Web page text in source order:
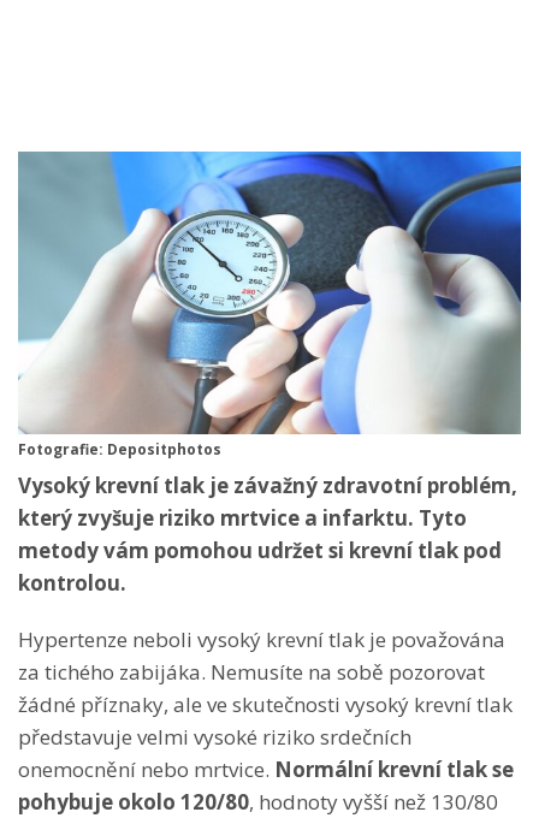
Fotografie: Depositphotos
Vysoký krevní tlak je závažný zdravotní problém,
který zvyšuje riziko mrtvice a infarktu. Tyto
metody vám pomohou udržet si krevní tlak pod
kontrolou.
Hypertenze neboli vysoký krevní tlak je považována
za tichého zabijáka. Nemusíte na sobě pozorovat
žádné příznaky, ale ve skutečnosti vysoký krevní tlak
představuje velmi vysoké riziko srdečních
onemocnění nebo mrtvice. Normální krevní tlak se
pohybuje okolo 120/80, hodnoty vyšší než 130/80